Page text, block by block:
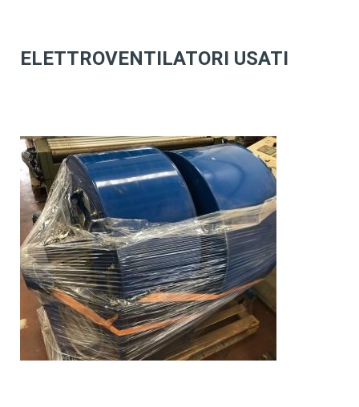
ELETTROVENTILATORI USATI